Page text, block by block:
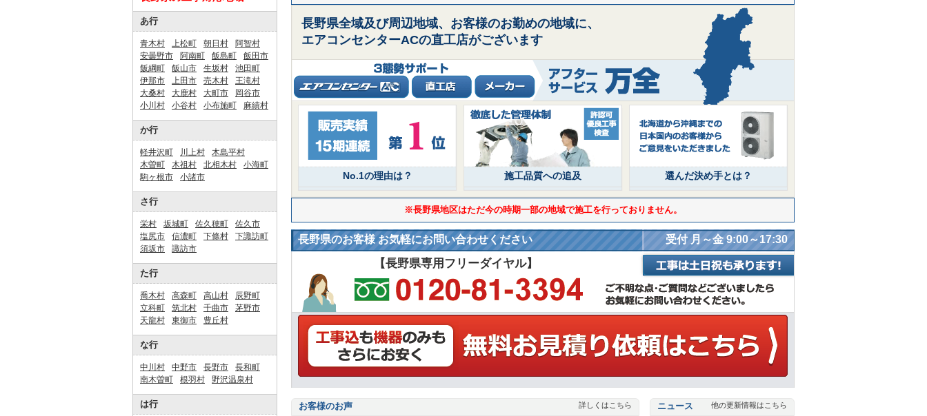
長野県全域及び周辺地域、お客様のお勤めの地域に、
エアコンセンターACの直工店がございます
No.1の理由は？ 施工品質への追及 選んだ決め手とは？
※長野県地区はただ今の時期一部の地域で施工を行っておりません。
長野県のお客様 お気軽にお問い合わせください 受付 月～金 9:00～17:30
【長野県専用フリーダイヤル】
お客様のお声 詳しくはこちら ニュース 他の更新情報はこちら
あ行
青木村 上松町 朝日村
阿智村
安曇野市
阿南町 飯島町
飯田市
飯綱町
飯山市 生坂村
池田町
伊那市
上田市 売木村
王滝村
大桑村
大鹿村 大町市
岡谷市
小川村
小谷村 小布施町 麻績村
か行
軽井沢町 川上村
木島平村
木曽町
木祖村 北相木村
小海町
駒ヶ根市
小諸市
さ行
栄村 坂城町 佐久穂町
佐久市
塩尻市
信濃町 下條村
下諏訪町
須坂市
諏訪市
た行
喬木村 高森町 高山村
辰野町
立科町
筑北村 千曲市
茅野市
天龍村
東御市 豊丘村
な行
中川村 中野市 長野市
長和町
南木曽町
根羽村 野沢温泉村
は行